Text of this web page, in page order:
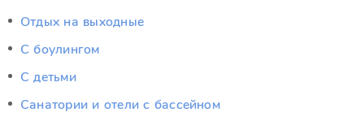
Отдых на выходные
С боулингом
С детьми
Санатории и отели с бассейном